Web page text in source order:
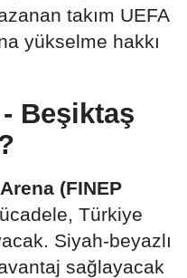
takım UEFA
yükselme hakkı
Beşiktaş
(FINEP
Türkiye
Siyah-beyazlı
sağlayacak